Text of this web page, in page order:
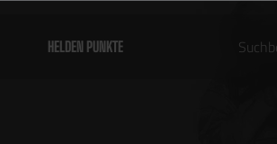
HELDEN PUNKTE